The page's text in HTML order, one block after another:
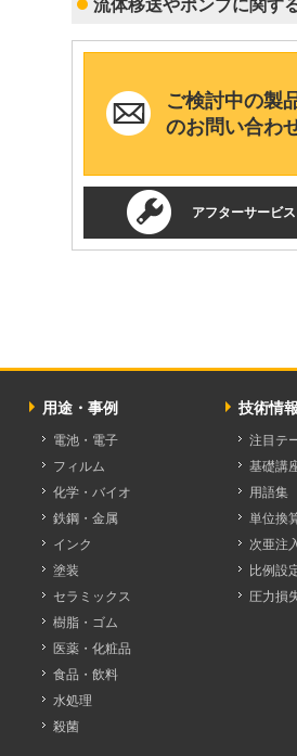
流体移送やポンプに関す
ご検討中の製
のお問い合わ
アフターサービ
用途・事例
電池・電子
フィルム
化学・バイオ
鉄鋼・金属
インク
塗装
セラミックス
樹脂・ゴム
医薬・化粧品
食品・飲料
水処理
殺菌
技術情
注目テ
基礎講
用語集
単位換
次亜注
比例設
圧力損